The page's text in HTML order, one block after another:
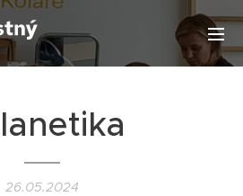
26.05.2024